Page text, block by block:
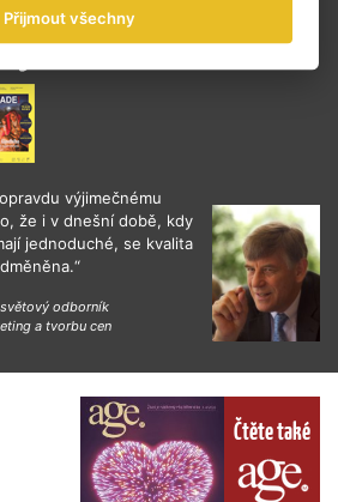
výjimečnému
že i v dnešní době, kdy
jednoduché, se kvalita
odborník
a tvorbu cen
Čtěte také
Přijmout všechny